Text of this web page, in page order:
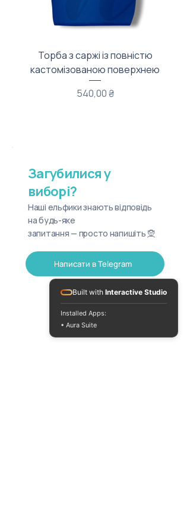
Торба з саржі із повністю
кастомізованою поверхнею
Ціна
540,00 ₴
Загубилися у
виборі?
Наші ельфики знають відповідь
на будь-яке
запитання — просто напишіть 🧝
Написати в Telegram
Built with Interactive Studio
Installed Apps:
• Aura Suite